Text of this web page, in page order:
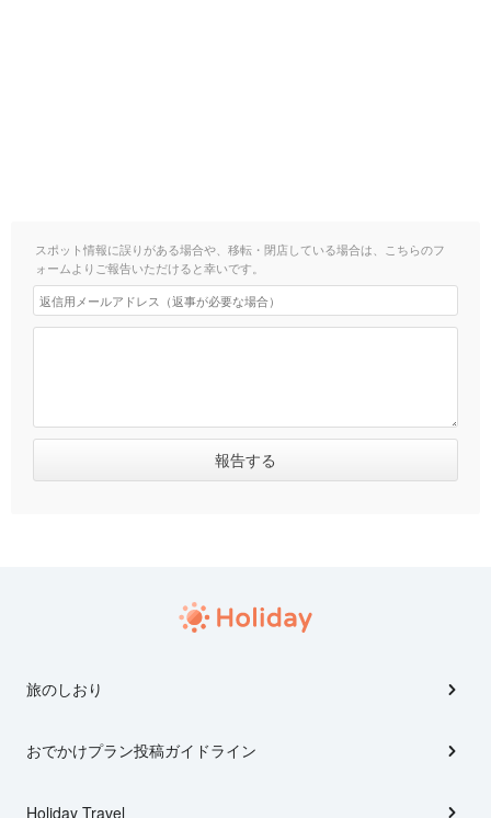
スポット情報に誤りがある場合や、移転・閉店している場合は、こちらのフ
ォームよりご報告いただけると幸いです。
旅のしおり
おでかけプラン投稿ガイドライン
Holiday Travel